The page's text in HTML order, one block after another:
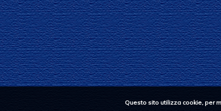
Questo sito utilizza cookie, per